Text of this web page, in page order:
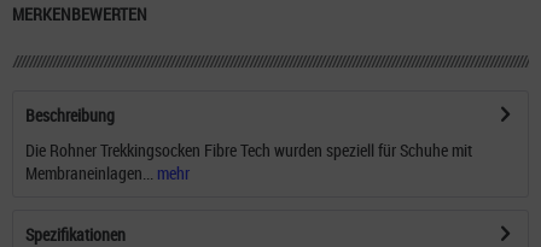
MERKENBEWERTEN
Beschreibung
Die Rohner Trekkingsocken Fibre Tech wurden speziell für Schuhe mit
Membraneinlagen...
mehr
Spezifikationen